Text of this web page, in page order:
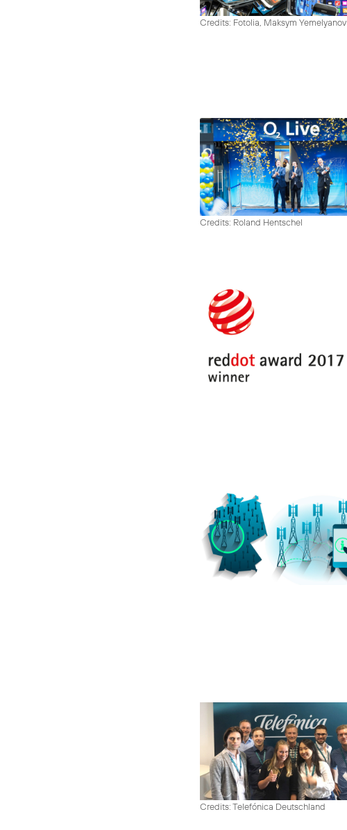
Credits: Fotolia, Maksym Yemelyanov
Credits: Roland Hentschel
Credits: Telefónica Deutschland